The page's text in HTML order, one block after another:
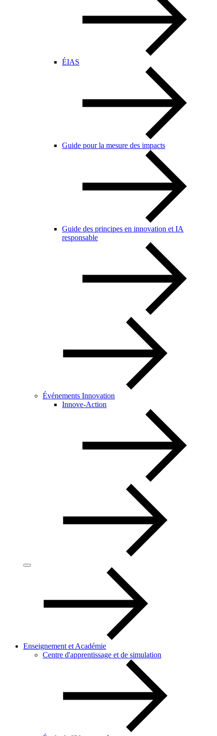
ÉIAS
Guide pour la mesure des impacts
Guide des principes en innovation et IA
responsable
Événements Innovation
Innove-Action
Enseignement et Académie
Centre d'apprentissage et de simulation